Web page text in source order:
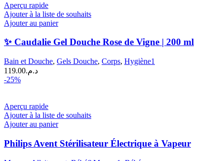
Aperçu rapide
Ajouter à la liste de souhaits
Ajouter au panier
✨ Caudalie Gel Douche Rose de Vigne | 200 ml
Bain et Douche, Gels Douche, Corps, Hygiène1
د.م.119.00
-25%
Aperçu rapide
Ajouter à la liste de souhaits
Ajouter au panier
Philips Avent Stérilisateur Électrique à Vapeur